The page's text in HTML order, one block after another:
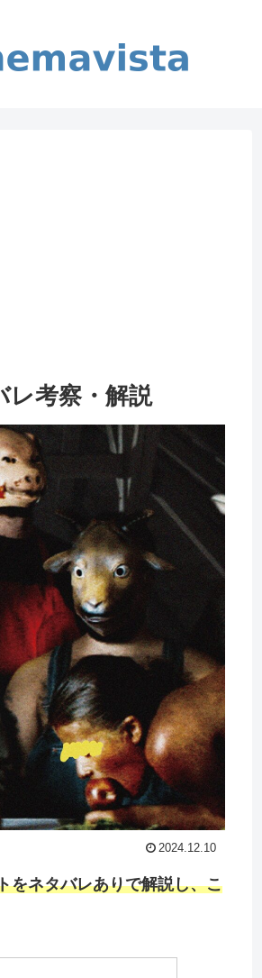
レ考察・解説
2024.12.10
をネタバレありで解説し、こ